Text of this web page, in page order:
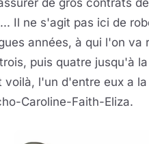
de gros contrats
Il ne s'agit pas ici de
années, à qui l'on va
puis quatre jusqu'à
voilà, l'un d'entre eux a
Caroline-Faith-Eliza.